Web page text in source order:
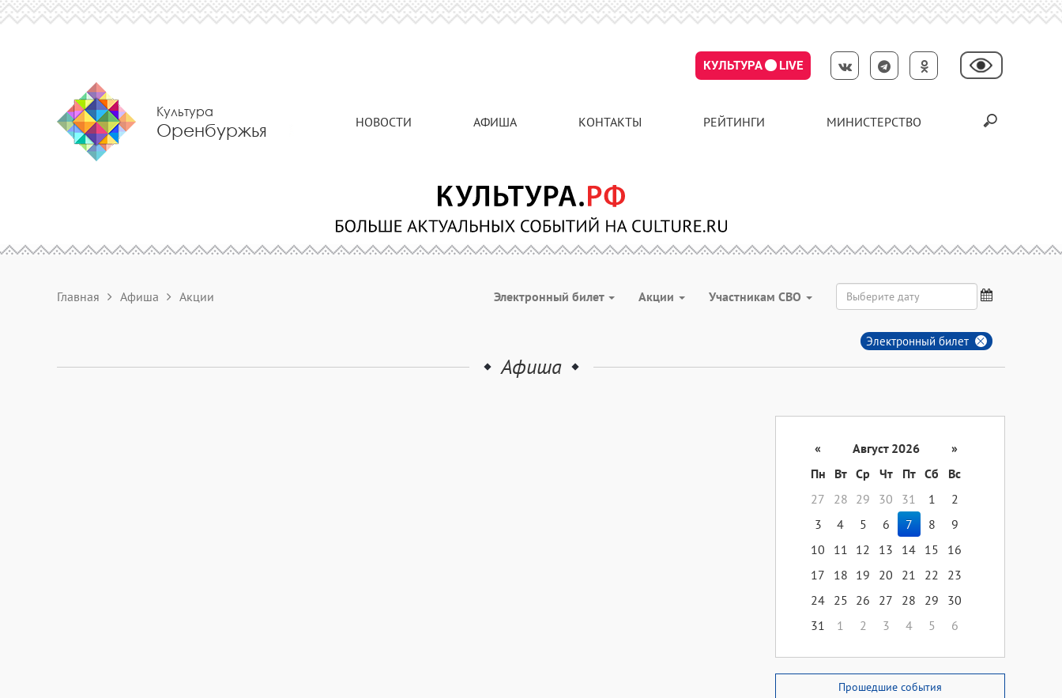
КУЛЬТУРА LIVE
Культура
Оренбуржья НОВОСТИ АФИША КОНТАКТЫ РЕЙТИНГИ МИНИСТЕРСТВО
Главная Афиша Акции Электронный билет Акции Участникам СВО
Электронный билет
Афиша
« Август 2026
»
Пн
Вт Ср Чт Пт Сб
Вс
27
28 29 30 31 1
2
3
4 5 6 7 8
9
10
11 12 13 14 15
16
17
18 19 20 21 22
23
24 25 26 27 28 29
30
31
1 2 3 4 5 6
Прошедшие события